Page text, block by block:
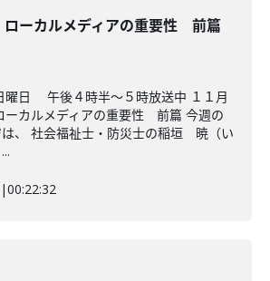
ローカルメディアの重要性 前篇
曜日 午後４時半～５時放送中 １１月
カルメディアの重要性 前篇 今週の
は、 社会福祉士・防災士の稲垣 暁（い
|00:22:32